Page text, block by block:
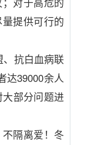
提供可行的
、抗白血病联
达39000余人
部分问题进
隔离爱！冬